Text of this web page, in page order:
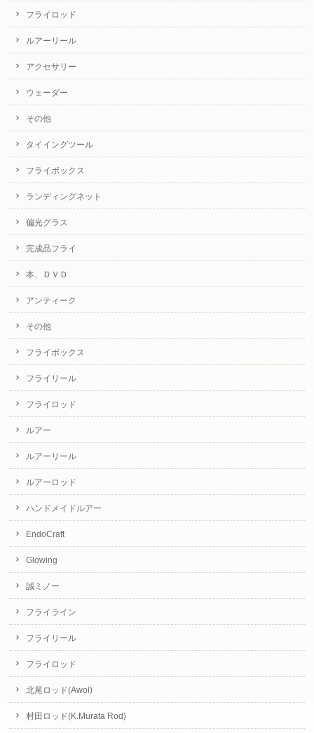
フライロッド
ルアーリール
アクセサリー
ウェーダー
その他
タイイングツール
フライボックス
ランディングネット
偏光グラス
完成品フライ
本、ＤＶＤ
アンティーク
その他
フライボックス
フライリール
フライロッド
ルアー
ルアーリール
ルアーロッド
ハンドメイドルアー
EndoCraft
Glowing
誠ミノー
フライライン
フライリール
フライロッド
北尾ロッド(Awol)
村田ロッド(K.Murata Rod)